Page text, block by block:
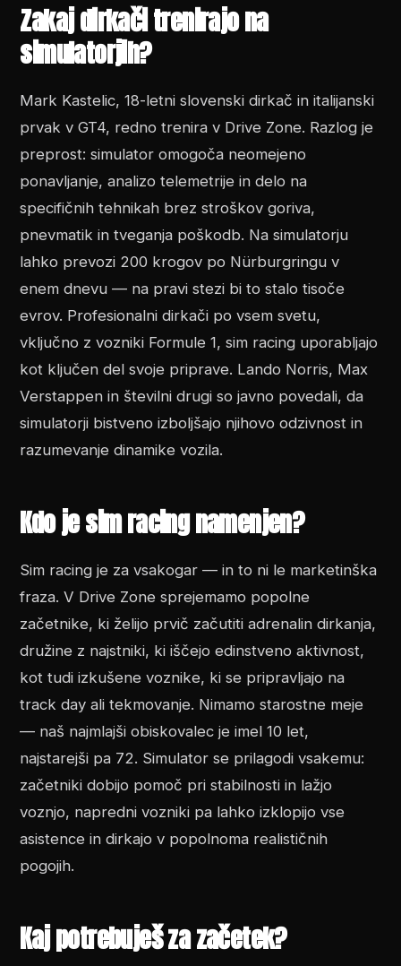
Zakaj dirkači trenirajo na
simulatorjih?
Mark Kastelic, 18-letni slovenski dirkač in italijanski
prvak v GT4, redno trenira v Drive Zone. Razlog je
preprost: simulator omogoča neomejeno
ponavljanje, analizo telemetrije in delo na
specifičnih tehnikah brez stroškov goriva,
pnevmatik in tveganja poškodb. Na simulatorju
lahko prevozi 200 krogov po Nürburgringu v
enem dnevu — na pravi stezi bi to stalo tisoče
evrov. Profesionalni dirkači po vsem svetu,
vključno z vozniki Formule 1, sim racing uporabljajo
kot ključen del svoje priprave. Lando Norris, Max
Verstappen in številni drugi so javno povedali, da
simulatorji bistveno izboljšajo njihovo odzivnost in
razumevanje dinamike vozila.
Kdo je sim racing namenjen?
Sim racing je za vsakogar — in to ni le marketinška
fraza. V Drive Zone sprejemamo popolne
začetnike, ki želijo prvič začutiti adrenalin dirkanja,
družine z najstniki, ki iščejo edinstveno aktivnost,
kot tudi izkušene voznike, ki se pripravljajo na
track day ali tekmovanje. Nimamo starostne meje
— naš najmlajši obiskovalec je imel 10 let,
najstarejši pa 72. Simulator se prilagodi vsakemu:
začetniki dobijo pomoč pri stabilnosti in lažjo
voznjo, napredni vozniki pa lahko izklopijo vse
asistence in dirkajo v popolnoma realističnih
pogojih.
Kaj potrebuješ za začetek?